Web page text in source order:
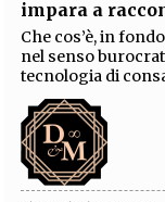
impara a
Che cos’è, in
nel senso
tecnologia di